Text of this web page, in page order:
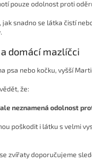
pouze odolnost proti
jak snadno se látka čistí
domácí mazlíčci
psa nebo kočku, vyšší
že:
neznamená odolnost
poškodit i látku s velmi
zvířaty doporučujeme